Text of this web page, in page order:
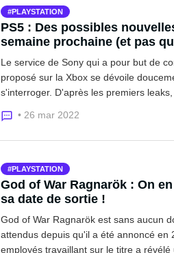
PLAYSTATION
PS5 : Des possibles
semaine prochaine (et pas
Le service de Sony qui a pour but de
proposé sur la Xbox se dévoile
s'interroger. D'après les premiers
• 26 mar 2022
PLAYSTATION
God of War Ragnarök : On
sa date de sortie !
God of War Ragnarök est sans aucun
attendus depuis qu'il a été annoncé en
employés travaillant sur le titre a